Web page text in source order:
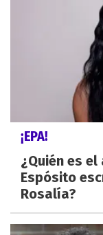
¡EPA!
¿Quién es
Espósito
Rosalía?